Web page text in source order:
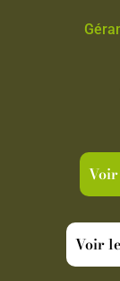
Voir
Voir